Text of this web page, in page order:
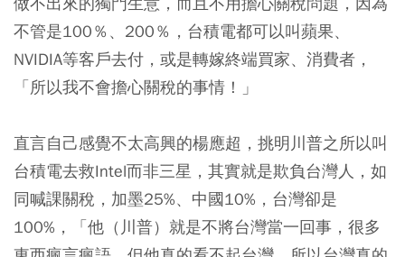
不管是100％、200％，台積電都可以叫蘋果、
NVIDIA等客戶去付，或是轉嫁終端買家、消費者，
「所以我不會擔心關稅的事情！」
直言自己感覺不太高興的楊應超，挑明川普之所以叫
台積電去救Intel而非三星，其實就是欺負台灣人，如
同喊課關稅，加墨25%、中國10%，台灣卻是
100%，「他（川普）就是不將台灣當一回事，很多